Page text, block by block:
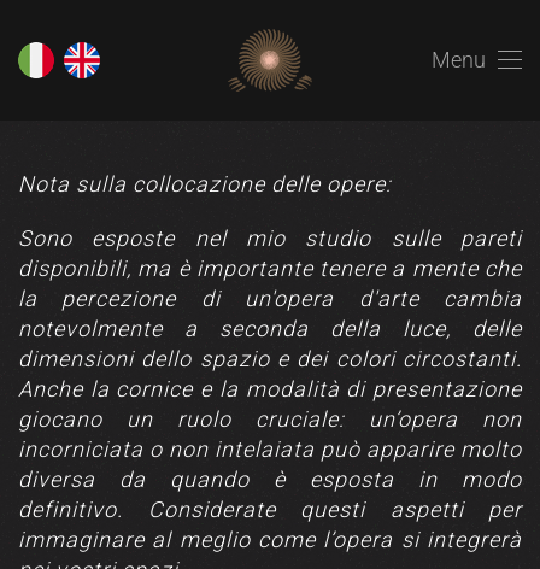
Menu
Nota sulla collocazione delle opere:
Sono esposte nel mio studio sulle pareti
disponibili, ma è importante tenere a mente che
la percezione di un'opera d'arte cambia
notevolmente a seconda della luce, delle
dimensioni dello spazio e dei colori circostanti.
Anche la cornice e la modalità di presentazione
giocano un ruolo cruciale: un’opera non
incorniciata o non intelaiata può apparire molto
diversa da quando è esposta in modo
definitivo. Considerate questi aspetti per
immaginare al meglio come l’opera si integrerà